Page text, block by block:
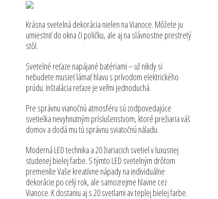
Krásna svetelná dekorácia nielen na Vianoce. Môžete ju
umiestniť do okna či poličku, ale aj na slávnostne prestretý
stôl.
Svetelné reťaze napájané batériami – už nikdy si
nebudete musieť lámať hlavu s prívodom elektrického
prúdu. Inštalácia reťaze je veľmi jednoduchá.
Pre správnu vianočnú atmosféru sú zodpovedajúce
svetielka nevyhnutným príslušenstvom, ktoré prežiaria váš
domov a dodá mu tú správnu sviatočnú náladu.
Moderná LED technika a 20 žiariacich svetiel v luxusnej
studenej bielej farbe. S týmto LED svetelným drôtom
premeníte Vaše kreatívne nápady na individuálne
dekorácie po celý rok, ale samozrejme hlavne cez
Vianoce. K dostaniu aj s 20 svetlami av teplej bielej farbe.